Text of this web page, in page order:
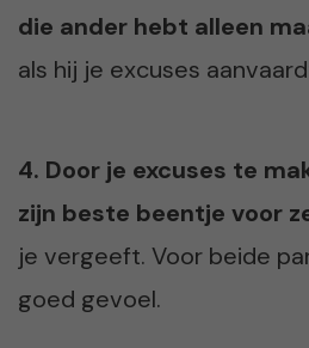
die ander hebt alleen
als hij je excuses
4. Door je excuses te
zijn beste beentje voor
je vergeeft. Voor beide
goed gevoel.